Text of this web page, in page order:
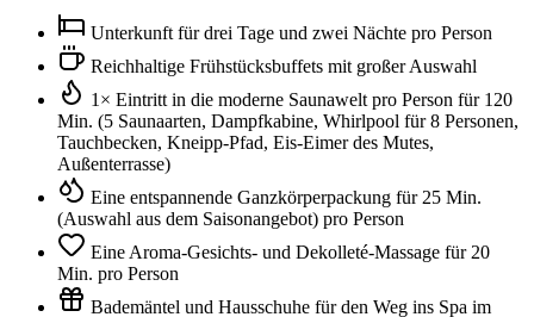
Unterkunft für drei Tage und zwei Nächte pro Person
Reichhaltige Frühstücksbuffets mit großer Auswahl
1× Eintritt in die moderne Saunawelt pro Person für 120
Min. (5 Saunaarten, Dampfkabine, Whirlpool für 8 Personen,
Tauchbecken, Kneipp-Pfad, Eis-Eimer des Mutes,
Außenterrasse)
Eine entspannende Ganzkörperpackung für 25 Min.
(Auswahl aus dem Saisonangebot) pro Person
Eine Aroma-Gesichts- und Dekolleté-Massage für 20
Min. pro Person
Bademäntel und Hausschuhe für den Weg ins Spa im